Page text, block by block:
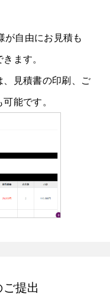
自由にお見積も
ます。
、見積書の印刷、ご
能です。
提出